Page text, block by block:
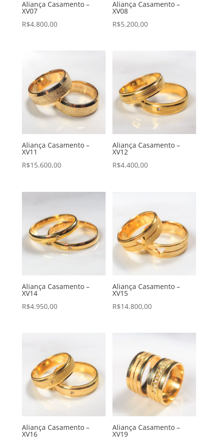
Aliança Casamento –
XV07
R$4.800,00
Aliança Casamento –
XV08
R$5.200,00
Aliança Casamento –
XV11
R$15.600,00
Aliança Casamento –
XV12
R$4.400,00
Aliança Casamento –
XV14
R$4.950,00
Aliança Casamento –
XV15
R$14.800,00
Aliança Casamento –
XV16
Aliança Casamento –
XV19